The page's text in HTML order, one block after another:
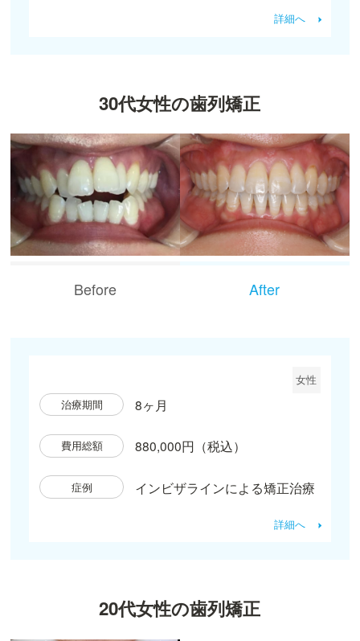
詳細へ
30代女性の歯列矯正
Before After
女性
治療期間
8ヶ月
費用総額 880,000円（税込）
症例 インビザラインによる矯正治療
詳細へ
20代女性の歯列矯正